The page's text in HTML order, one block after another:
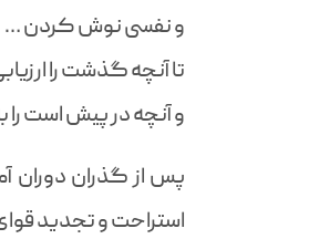
و نفسی نوش کردن …
تا آنچه گذشت را
و آنچه در پیش است
استراحت و تجدید